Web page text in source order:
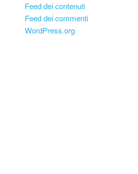
Feed dei contenuti
Feed dei commenti
WordPress.org